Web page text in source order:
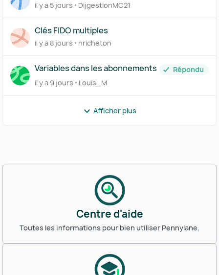
il y a 5 jours DijgestionMC21
Clés FIDO multiples
il y a 8 jours nricheton
Variables dans les abonnements
Répondu
il y a 9 jours
Louis_M
Afficher plus
Centre d'aide
Toutes les informations pour bien utiliser Pennylane.